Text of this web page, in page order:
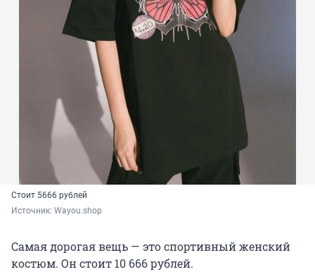
Стоит 5666 рублей
Источник: Wayou.shop
Самая дорогая вещь — это спортивный женский
костюм. Он стоит 10 666 рублей.